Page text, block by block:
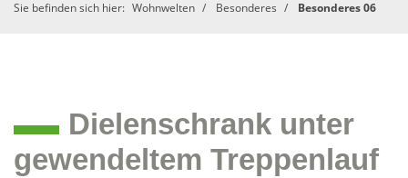
Sie befinden sich hier: Wohnwelten Besonderes Besonderes 06
Dielenschrank unter
gewendeltem Treppenlauf